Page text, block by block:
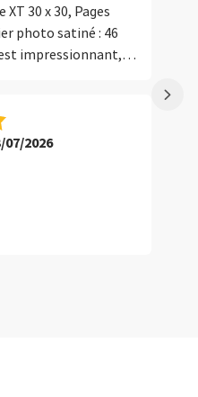
30 x 30, Pages
photo satiné : 46
impressionnant,
réserver aux
Très satisfait du
et du
2026